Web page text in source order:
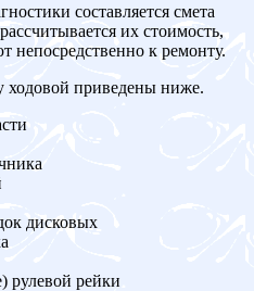
составляется смета
их стоимость,
непосредственно к ремонту.
ходовой приведены ниже.
дисковых
рулевой рейки